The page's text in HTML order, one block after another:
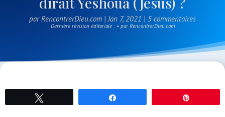
parRencontrerDieu.com |Jan 7, 2021 | 5 commentaires
Dernière révision éditoriale : • par RencontrerDieu.com